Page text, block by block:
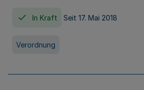
In Kraft Seit 17. Mai 2018
Verordnung